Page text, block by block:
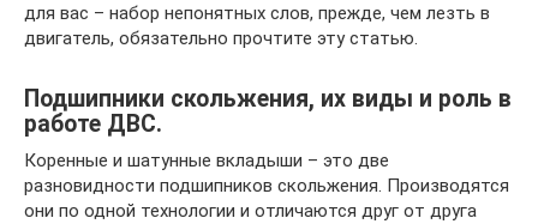
для вас – набор непонятных слов, прежде, чем лезть в
двигатель, обязательно прочтите эту статью.
Подшипники скольжения, их виды и роль в
работе ДВС.
Коренные и шатунные вкладыши – это две
разновидности подшипников скольжения. Производятся
они по одной технологии и отличаются друг от друга